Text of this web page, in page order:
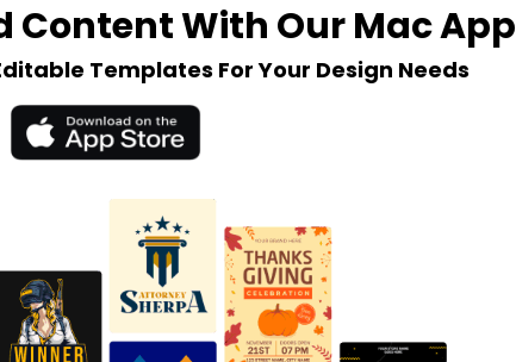
Content With Our Mac App
Templates For Your Design Needs